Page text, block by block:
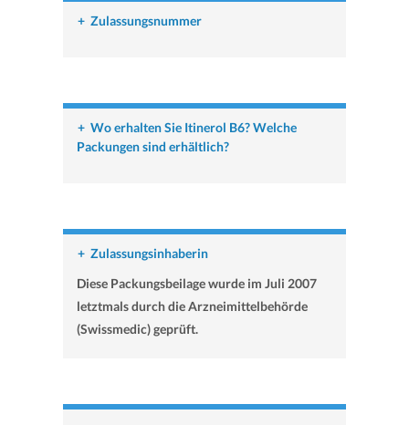
+ Zulassungsnummer
+ Wo erhalten Sie Itinerol B6? Welche
Packungen sind erhältlich?
+ Zulassungsinhaberin
Diese Packungsbeilage wurde im Juli 2007
letztmals durch die Arzneimittelbehörde
(Swissmedic) geprüft.